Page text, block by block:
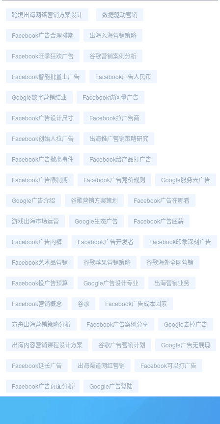
跨境出海网络营销方案设计 数据驱动营销
Facebook广告合理排期 出海入海营销策略
Facebook旺季狂欢广告 谷歌营销案例分析
Facebook智能批量上广告 Facebook广告人民币
Google数字营销结业 Facebook访问量广告
Facebook广告设计尺寸 Facebook拉广告商
Facebook创始人拉广告 出海推广营销策略研究
Facebook广告撤离事件 Facebook给产品打广告
Facebook广告限制期 Facebook广告竞价规则 Google服务去广告
Google广告介绍 谷歌营销方案策划 Facebook广告在哪看
游戏出海市场运营 Google生态广告 Facebook广告底薪
Facebook广告内裤 Facebook广告开发者 Facebook印象深刻广告
Facebook艺术品营销 谷歌苹果营销策略 谷歌海外全网营销
Facebook投广告预算 Google广告设计专业 出海营销业务
Facebook营销概念 谷歌 Facebook广告成本因素
方舟出海营销策略分析 Facebook广告案例分享 Google去掉广告
出海内容营销课程设计方案 谷歌广告营销计划 Google广告无展现
Facebook延长广告 出海渠道网红营销 Facebook可以打广告
Facebook广告页面分析 Google广告登陆